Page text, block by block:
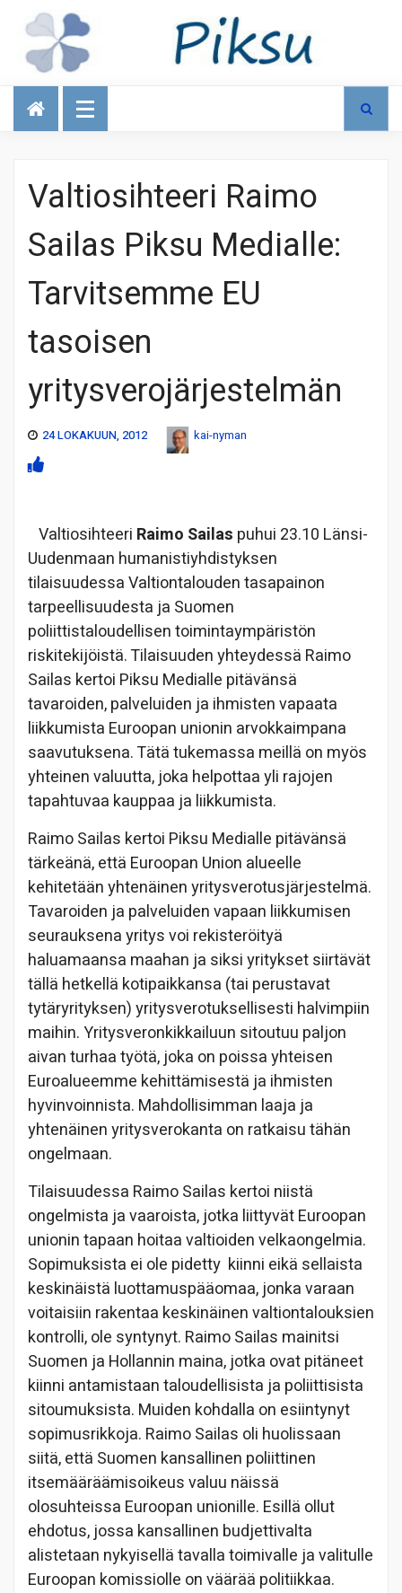
Talous
Valtiosihteeri Raimo
Sailas Piksu Medialle:
Tarvitsemme EU
tasoisen
yritysverojärjestelmän
24 LOKAKUUN, 2012 kai-nyman
Valtiosihteeri Raimo Sailas puhui 23.10 Länsi-
Uudenmaan humanistiyhdistyksen
tilaisuudessa Valtiontalouden tasapainon
tarpeellisuudesta ja Suomen
poliittistaloudellisen toimintaympäristön
riskitekijöistä. Tilaisuuden yhteydessä Raimo
Sailas kertoi Piksu Medialle pitävänsä
tavaroiden, palveluiden ja ihmisten vapaata
liikkumista Euroopan unionin arvokkaimpana
saavutuksena. Tätä tukemassa meillä on myös
yhteinen valuutta, joka helpottaa yli rajojen
tapahtuvaa kauppaa ja liikkumista.
Raimo Sailas kertoi Piksu Medialle pitävänsä
tärkeänä, että Euroopan Union alueelle
kehitetään yhtenäinen yritysverotusjärjestelmä.
Tavaroiden ja palveluiden vapaan liikkumisen
seurauksena yritys voi rekisteröityä
haluamaansa maahan ja siksi yritykset siirtävät
tällä hetkellä kotipaikkansa (tai perustavat
tytäryrityksen) yritysverotuksellisesti halvimpiin
maihin. Yritysveronkikkailuun sitoutuu paljon
aivan turhaa työtä, joka on poissa yhteisen
Euroalueemme kehittämisestä ja ihmisten
hyvinvoinnista. Mahdollisimman laaja ja
yhtenäinen yritysverokanta on ratkaisu tähän
ongelmaan.
Tilaisuudessa Raimo Sailas kertoi niistä
ongelmista ja vaaroista, jotka liittyvät Euroopan
unionin tapaan hoitaa valtioiden velkaongelmia.
Sopimuksista ei ole pidetty kiinni eikä sellaista
keskinäistä luottamuspääomaa, jonka varaan
voitaisiin rakentaa keskinäinen valtiontalouksien
kontrolli, ole syntynyt. Raimo Sailas mainitsi
Suomen ja Hollannin maina, jotka ovat pitäneet
kiinni antamistaan taloudellisista ja poliittisista
sitoumuksista. Muiden kohdalla on esiintynyt
sopimusrikkoja. Raimo Sailas oli huolissaan
siitä, että Suomen kansallinen poliittinen
itsemääräämisoikeus valuu näissä
olosuhteissa Euroopan unionille. Esillä ollut
ehdotus, jossa kansallinen budjettivalta
alistetaan nykyisellä tavalla toimivalle ja valitulle
Euroopan komissiolle on väärää politiikkaa.